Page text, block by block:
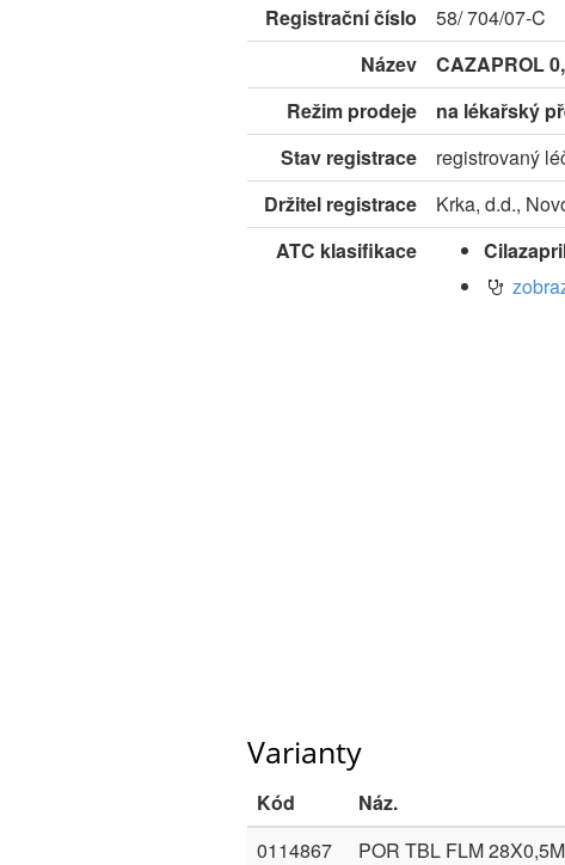
Registrační číslo
58/ 704/07-C
Název
CAZAPROL
Režim prodeje
na lékařský
Stav registrace
registrovaný
Držitel registrace
Krka, d.d.,
ATC klasifikace
Varianty
Kód Náz.
0114867
POR TBL FLM